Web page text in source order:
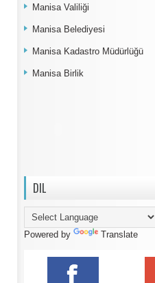
Manisa Valiliği
Manisa Belediyesi
Manisa Kadastro Müdürlüğü
Manisa Birlik
DIL
Powered by Translate